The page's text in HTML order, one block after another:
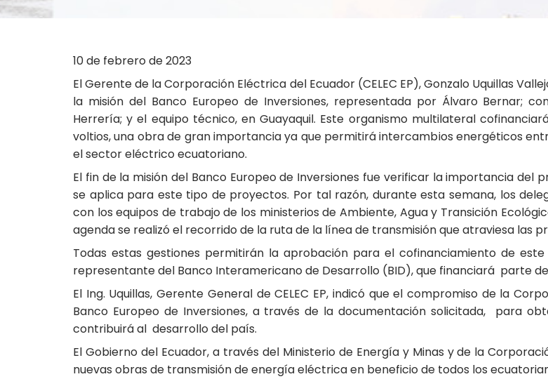
10 de febrero de 2023
El Gerente de la Corporación Eléctrica del Ecuador (CELEC EP), Gonzalo Uquillas
la misión del Banco Europeo de Inversiones, representada por Álvaro Bernar;
Herrería; y el equipo técnico, en Guayaquil. Este organismo multilateral
voltios, una obra de gran importancia ya que permitirá intercambios energéticos
el sector eléctrico ecuatoriano.
El fin de la misión del Banco Europeo de Inversiones fue verificar la importancia
se aplica para este tipo de proyectos. Por tal razón, durante esta semana, los
con los equipos de trabajo de los ministerios de Ambiente, Agua y Transición
agenda se realizó el recorrido de la ruta de la línea de transmisión que atraviesa las
Todas estas gestiones permitirán la aprobación para el cofinanciamiento de
representante del Banco Interamericano de Desarrollo (BID), que financiará parte
El Ing. Uquillas, Gerente General de CELEC EP, indicó que el compromiso de la
Banco Europeo de Inversiones, a través de la documentación solicitada, para
contribuirá al desarrollo del país.
El Gobierno del Ecuador, a través del Ministerio de Energía y Minas y de la
nuevas obras de transmisión de energía eléctrica en beneficio de todos los